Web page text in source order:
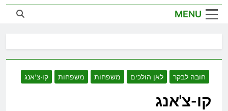
MENU
חובה לבקר לאן הולכים משפחות משפחות קו-צ'אנג
קו-צ'אנג